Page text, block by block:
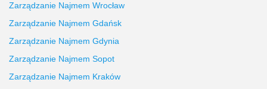
Zarządzanie Najmem Wrocław
Zarządzanie Najmem Gdańsk
Zarządzanie Najmem Gdynia
Zarządzanie Najmem Sopot
Zarządzanie Najmem Kraków